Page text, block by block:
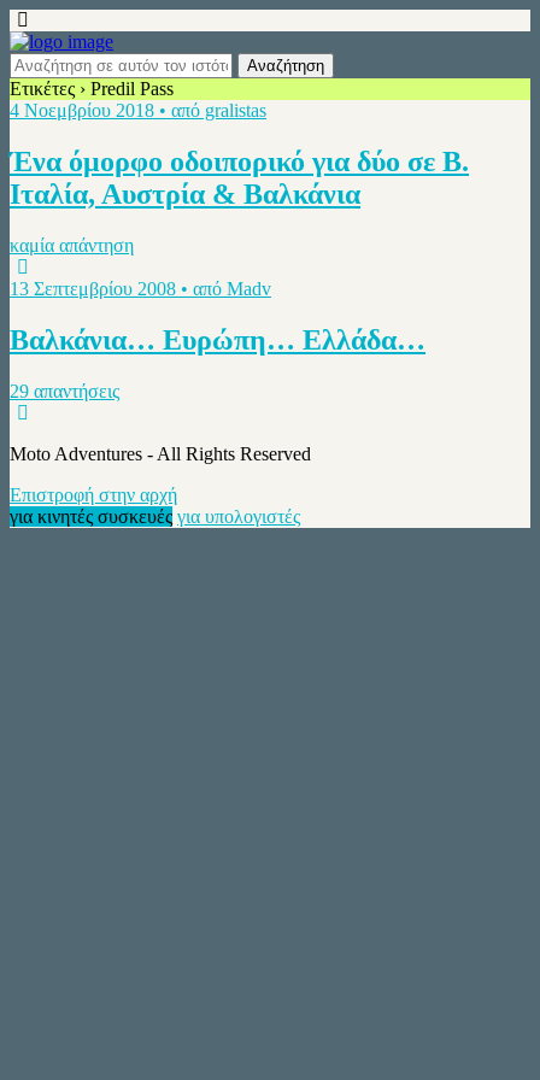
Ετικέτες › Predil Pass
4 Νοεμβρίου 2018 • από gralistas
Ένα όμορφο οδοιπορικό για δύο σε Β.
Ιταλία, Αυστρία & Βαλκάνια
καμία απάντηση
13 Σεπτεμβρίου 2008 • από Madv
Βαλκάνια… Ευρώπη… Ελλάδα…
29 απαντήσεις
Moto Adventures - All Rights Reserved
Επιστροφή στην αρχή
για κινητές συσκευές για υπολογιστές